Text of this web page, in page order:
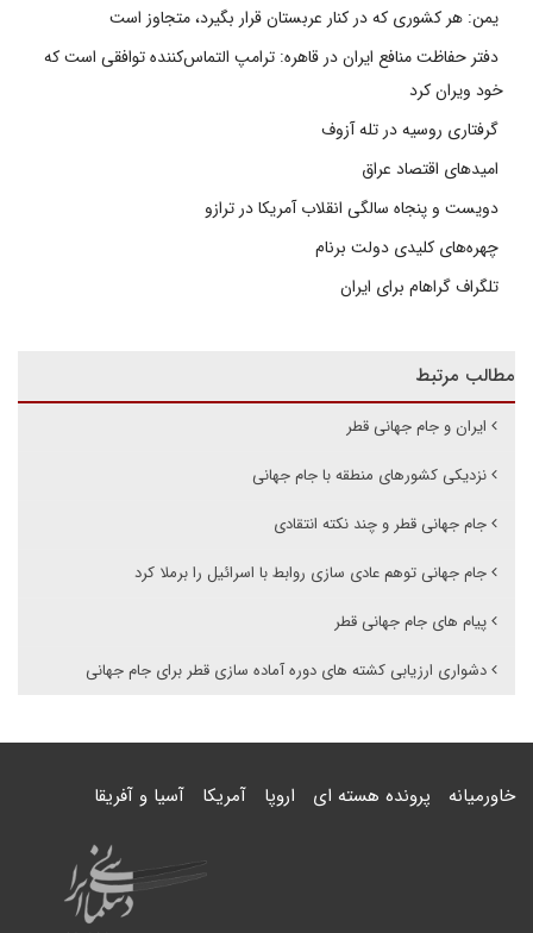
یمن: هر کشوری که در کنار عربستان قرار بگیرد، متجاوز است
دفتر حفاظت منافع ایران در قاهره: ترامپ التماس‌کننده توافقی است که
خود ویران کرد
گرفتاری روسیه در تله آزوف
امیدهای اقتصاد عراق
دویست و پنجاه سالگی انقلاب آمریکا در ترازو
چهره‌های کلیدی دولت برنام
تلگراف گراهام برای ایران
مطالب مرتبط
ایران و جام جهانی قطر
نزدیکی کشورهای منطقه با جام جهانی
جام جهانی قطر و چند نکته انتقادی
جام جهانی توهم عادی سازی روابط با اسرائیل را برملا کرد
پیام های جام جهانی قطر
دشواری ارزیابی کشته های دوره آماده سازی قطر برای جام جهانی
خاورمیانه پرونده هسته ای اروپا آمریکا آسیا و آفریقا